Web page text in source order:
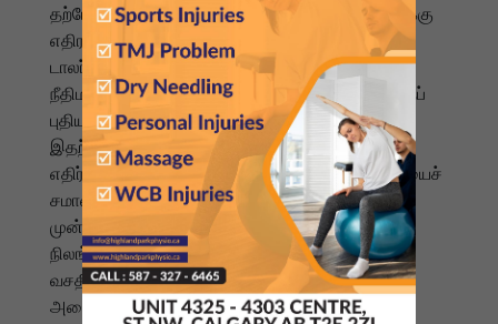
தற்போது, நகராட்சிகள் இதுபோன்ற நிறுவனங்களுக்கு
எதிராக நடவடிக்கை எடுக்க லட்சக்கணக்கான
டாலர்களைச் செலவழிக்கவும், பல ஆண்டுகளாக
நீதிமன்றத்திற்குச் செல்லவும் வேண்டியுள்ளது. இந்தப்
புதிய சட்டம் இந்த நெருக்கடியைத் தீர்க்கும்.
இதற்கிடையில், சட்டப்பூர்வமாக இயங்கும் லாரிகள்
எதிர்கொள்ளும் வாகன நிறுத்துமிடப் பற்றாக்குறையைச்
சமாளிக்க, பீல், யார்க் மற்றும் ஹால்டன் போன்ற
முன்னுரிமைப் பகுதிகளில் அரசுக்குச் சொந்தமான
நிலங்களைக் கண்டறிந்து புதிய வாகன நிறுத்துமிட
வசதிகள் வழங்கப்படும் என்றும் போக்குவரத்து
அமைச்சகம் தெரிவித்துள்ளது.